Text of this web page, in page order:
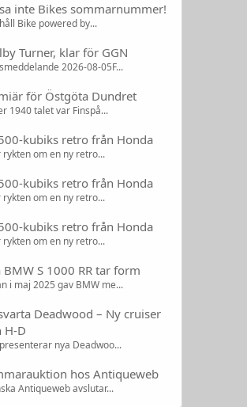
inte Bikes sommarnummer!
Bike powered by...
Turner, klar för GGN
2026-08-05F...
för Östgöta Dundret
1940 talet var Finspå...
kubiks retro från Honda
rykten om en ny retro...
kubiks retro från Honda
rykten om en ny retro...
kubiks retro från Honda
rykten om en ny retro...
BMW S 1000 RR tar form
i maj 2025 gav BMW me...
Deadwood – Ny cruiser
H-D
nya Deadwoo...
hos Antiqueweb
Antiqueweb avslutar...